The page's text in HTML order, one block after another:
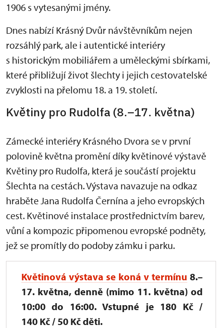
1906 s vytesanými jmény.
Dnes nabízí Krásný Dvůr návštěvníkům nejen
rozsáhlý park, ale i autentické interiéry
s historickým mobiliářem a uměleckými sbírkami,
které přibližují život šlechty i jejich cestovatelské
zvyklosti na přelomu 18. a 19. století.
Květiny pro Rudolfa (8.–17. května)
Zámecké interiéry Krásného Dvora se v první
polovině května promění díky květinové výstavě
Květiny pro Rudolfa, která je součástí projektu
Šlechta na cestách. Výstava navazuje na odkaz
hraběte Jana Rudolfa Černína a jeho evropských
cest. Květinové instalace prostřednictvím barev,
vůní a kompozic připomenou evropské podněty,
jež se promítly do podoby zámku i parku.
Květinová výstava se koná v termínu 8.–
17. května, denně (mimo 11. května) od
10:00 do 16:00. Vstupné je 180 Kč /
140 Kč / 50 Kč děti.